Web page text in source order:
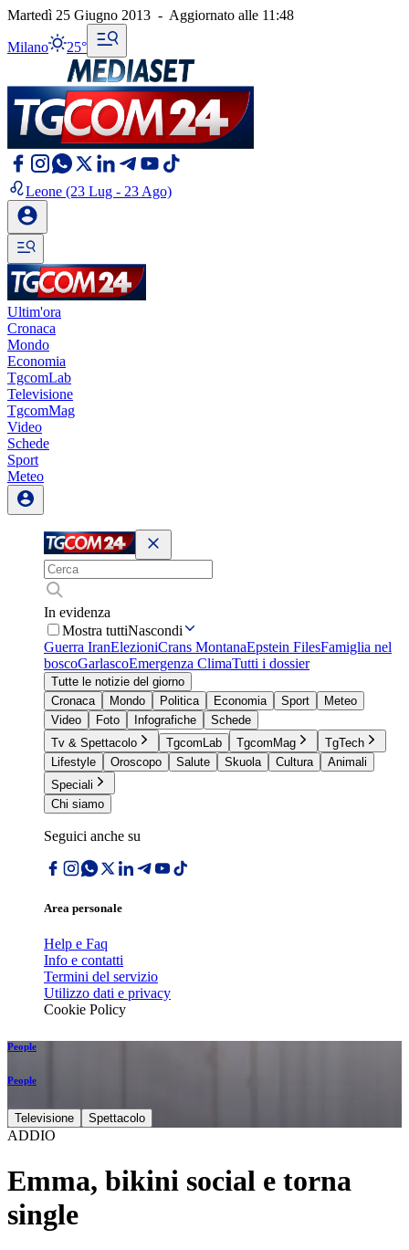
Martedì 25 Giugno 2013 - Aggiornato alle 11:48
Milano 25°
Leone (23 Lug - 23 Ago)
Ultim'ora
Cronaca
Mondo
Economia
TgcomLab
Televisione
TgcomMag
Video
Schede
Sport
Meteo
In evidenza
Mostra tuttiNascondi
Guerra IranElezioniCrans MontanaEpstein FilesFamiglia nel
boscoGarlascoEmergenza ClimaTutti i dossier
Tutte le notizie del giorno
Cronaca
Mondo Politica Economia Sport
Meteo
Video
Foto Infografiche
Schede
Tv & Spettacolo
TgcomLab TgcomMag
TgTech
Lifestyle
Oroscopo Salute Skuola Cultura
Animali
Speciali
Chi siamo
Seguici anche su
Area personale
Help e Faq
Info e contatti
Termini del servizio
Utilizzo dati e privacy
Cookie Policy
People
People
Televisione Spettacolo
ADDIO
Emma, bikini social e torna
single